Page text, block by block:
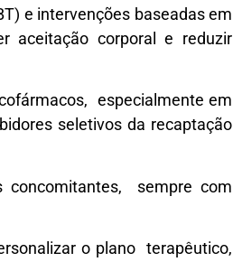
e intervenções baseadas em
aceitação corporal e reduzir
especialmente em
seletivos da recaptação
concomitantes, sempre com
o plano terapêutico,